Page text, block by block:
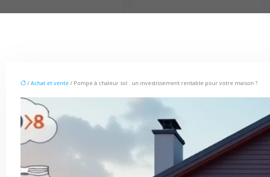
/ Achat et vente / Pompe à chaleur sol : un investissement rentable pour votre maison ?